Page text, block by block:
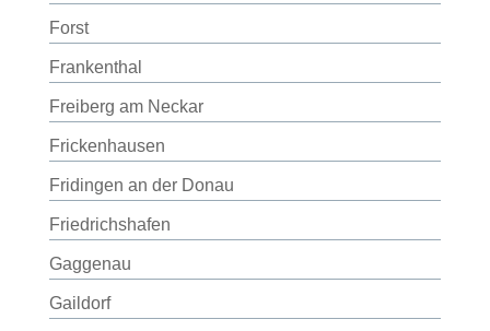
Forst
Frankenthal
Freiberg am Neckar
Frickenhausen
Fridingen an der Donau
Friedrichshafen
Gaggenau
Gaildorf